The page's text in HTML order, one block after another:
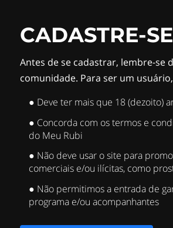
CADASTRE-SE
Antes de se cadastrar, lembre-se
comunidade. Para ser um
● Deve ter mais que 18 (dezoito)
● Concorda com os termos e
do Meu Rubi
● Não deve usar o site para
comerciais e/ou ilícitas, como
● Não permitimos a entrada de
programa e/ou acompanhantes